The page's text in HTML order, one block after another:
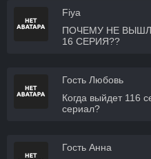
Fiya
ПОЧЕМУ НЕ
16 СЕРИЯ??
Гость Любовь
Когда выйдет 116
сериал?
Гость Анна